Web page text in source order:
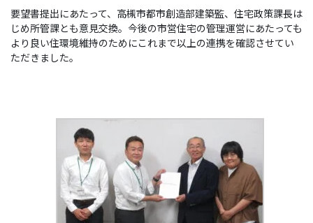
要望書提出にあたって、高槻市都市創造部建築監、住宅政策課長は
じめ所管課とも意見交換。今後の市営住宅の管理運営にあたっても
より良い住環境維持のためにこれまで以上の連携を確認させてい
ただきました。